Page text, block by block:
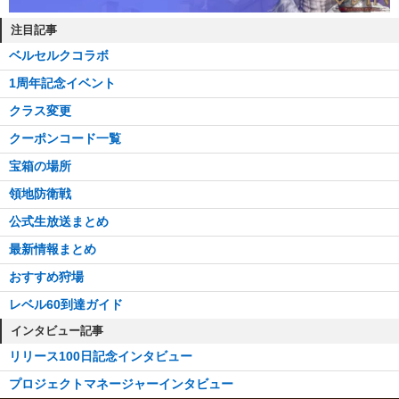
注目記事
ベルセルクコラボ
1周年記念イベント
クラス変更
クーポンコード一覧
宝箱の場所
領地防衛戦
公式生放送まとめ
最新情報まとめ
おすすめ狩場
レベル60到達ガイド
インタビュー記事
リリース100日記念インタビュー
プロジェクトマネージャーインタビュー